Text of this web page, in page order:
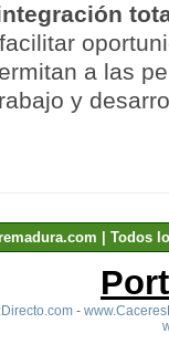
a las
y
| Todos
-